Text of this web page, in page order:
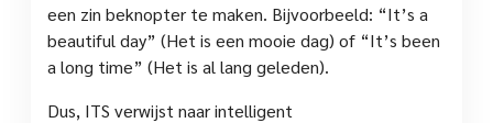
een zin beknopter te maken. Bijvoorbeeld: “It’s a
beautiful day” (Het is een mooie dag) of “It’s been
a long time” (Het is al lang geleden).
Dus, ITS verwijst naar intelligent